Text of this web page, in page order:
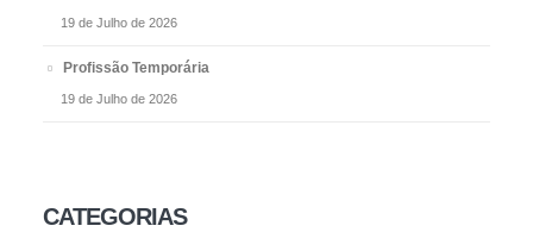
19 de Julho de 2026
Profissão Temporária
19 de Julho de 2026
CATEGORIAS